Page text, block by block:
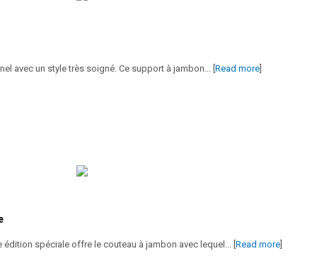
avec un style très soigné. Ce support à jambon... [ Read more
spéciale offre le couteau à jambon avec lequel... [ Read more